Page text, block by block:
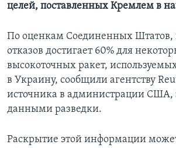
целей, поставленных Кремлем в
По оценкам Соединенных Штатов,
отказов достигает 60% для
высокоточных ракет,
в Украину, сообщили агентству
источника в администрации США,
данными разведки.
Раскрытие этой информации